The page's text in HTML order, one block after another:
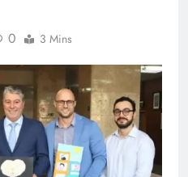
0 3 Mins